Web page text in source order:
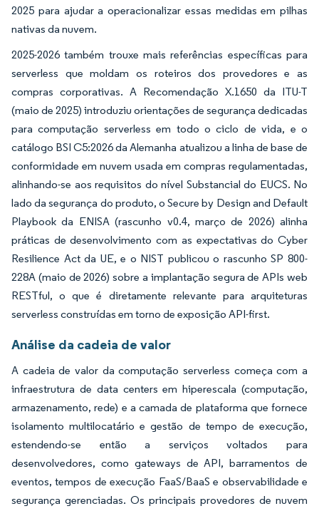
2025 para ajudar a operacionalizar essas medidas em pilhas
nativas da nuvem.
2025-2026 também trouxe mais referências específicas para
serverless que moldam os roteiros dos provedores e as
compras corporativas. A Recomendação X.1650 da ITU-T
(maio de 2025) introduziu orientações de segurança dedicadas
para computação serverless em todo o ciclo de vida, e o
catálogo BSI C5:2026 da Alemanha atualizou a linha de base de
conformidade em nuvem usada em compras regulamentadas,
alinhando-se aos requisitos do nível Substancial do EUCS. No
lado da segurança do produto, o Secure by Design and Default
Playbook da ENISA (rascunho v0.4, março de 2026) alinha
práticas de desenvolvimento com as expectativas do Cyber
Resilience Act da UE, e o NIST publicou o rascunho SP 800-
228A (maio de 2026) sobre a implantação segura de APIs web
RESTful, o que é diretamente relevante para arquiteturas
serverless construídas em torno de exposição API-first.
Análise da cadeia de valor
A cadeia de valor da computação serverless começa com a
infraestrutura de data centers em hiperescala (computação,
armazenamento, rede) e a camada de plataforma que fornece
isolamento multilocatário e gestão de tempo de execução,
estendendo-se então a serviços voltados para
desenvolvedores, como gateways de API, barramentos de
eventos, tempos de execução FaaS/BaaS e observabilidade e
segurança gerenciadas. Os principais provedores de nuvem